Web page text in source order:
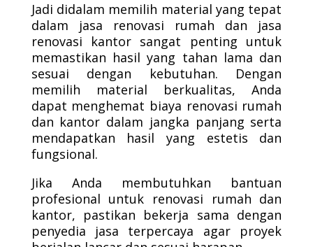
Jadi didalam memilih material yang tepat
dalam jasa renovasi rumah dan jasa
renovasi kantor sangat penting untuk
memastikan hasil yang tahan lama dan
sesuai dengan kebutuhan. Dengan
memilih material berkualitas, Anda
dapat menghemat biaya renovasi rumah
dan kantor dalam jangka panjang serta
mendapatkan hasil yang estetis dan
fungsional.
Jika Anda membutuhkan bantuan
profesional untuk renovasi rumah dan
kantor, pastikan bekerja sama dengan
penyedia jasa terpercaya agar proyek